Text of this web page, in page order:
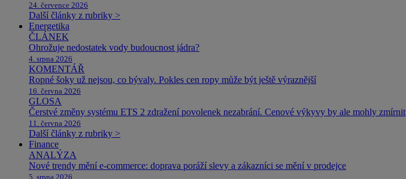
24. července 2026
Další články z rubriky >
Energetika
ČLÁNEK
Ohrožuje nedostatek vody budoucnost jádra?
4. srpna 2026
KOMENTÁŘ
Ropné šoky už nejsou, co bývaly. Pokles cen ropy může být ještě výraznější
16. června 2026
GLOSA
Čerstvé změny systému ETS 2 zdražení povolenek nezabrání. Cenové výkyvy by ale mohly zmírnit
11. června 2026
Další články z rubriky >
Finance
ANALÝZA
Nové trendy mění e-commerce: doprava poráží slevy a zákazníci se mění v prodejce
5. srpna 2026